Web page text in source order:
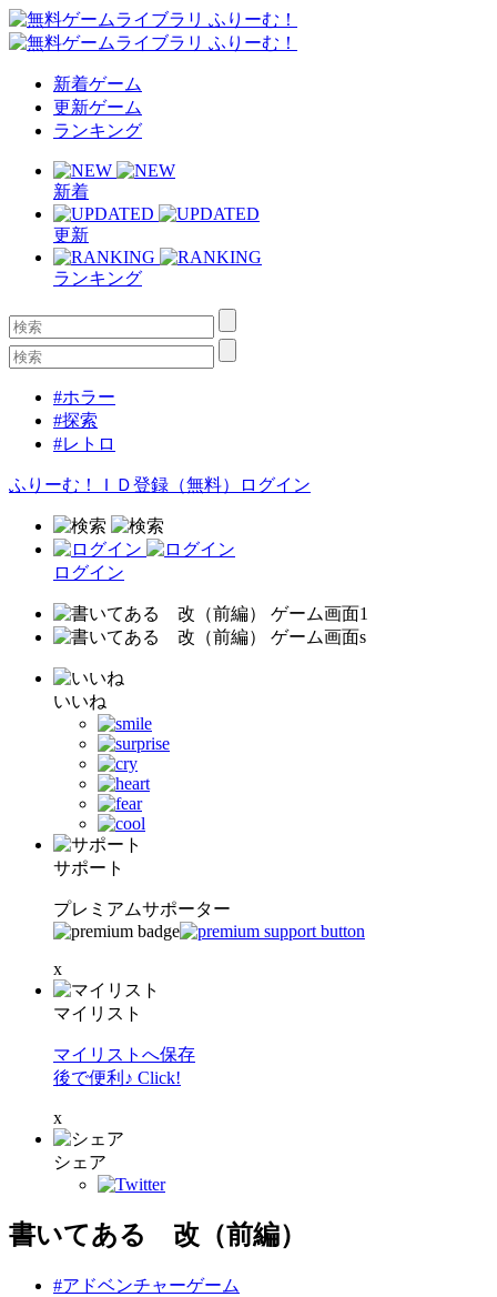
新着ゲーム
更新ゲーム
ランキング
新着
更新
ランキング
#ホラー
#探索
#レトロ
ふりーむ！ＩＤ登録（無料） ログイン
ログイン
いいね
サポート
プレミアムサポーター
x
マイリスト
マイリストへ保存
後で便利♪ Click!
x
シェア
書いてある 改（前編）
#アドベンチャーゲーム